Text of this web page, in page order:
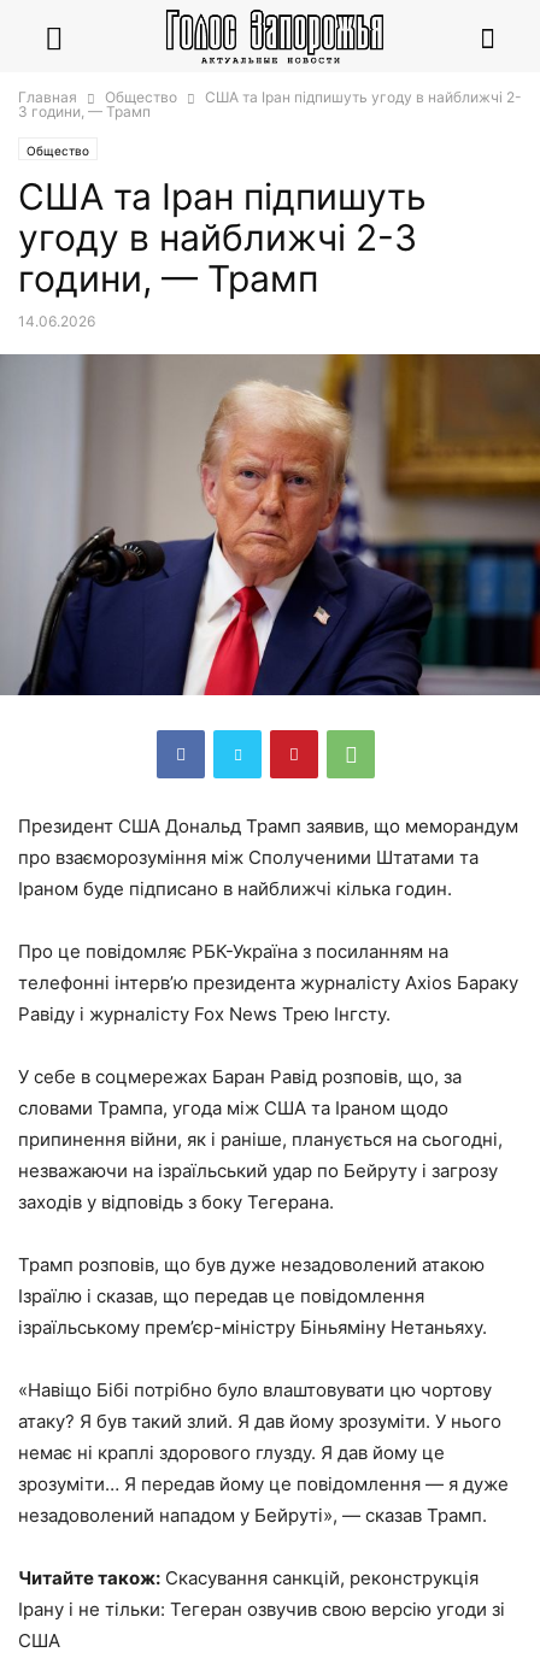
Главная Общество
США та Іран підпишуть угоду в найближчі 2-
3 години, — Трамп
Общество
США та Іран підпишуть
угоду в найближчі 2-3
години, — Трамп
14.06.2026
Президент США Дональд Трамп заявив, що меморандум
про взаєморозуміння між Сполученими Штатами та
Іраном буде підписано в найближчі кілька годин.
Про це повідомляє РБК-Україна з посиланням на
телефонні інтерв’ю президента журналісту Axios Бараку
Равіду і журналісту Fox News Трею Інгсту.
У себе в соцмережах Баран Равід розповів, що, за
словами Трампа, угода між США та Іраном щодо
припинення війни, як і раніше, планується на сьогодні,
незважаючи на ізраїльський удар по Бейруту і загрозу
заходів у відповідь з боку Тегерана.
Трамп розповів, що був дуже незадоволений атакою
Ізраїлю і сказав, що передав це повідомлення
ізраїльському прем’єр-міністру Біньяміну Нетаньяху.
«Навіщо Бібі потрібно було влаштовувати цю чортову
атаку? Я був такий злий. Я дав йому зрозуміти. У нього
немає ні краплі здорового глузду. Я дав йому це
зрозуміти… Я передав йому це повідомлення — я дуже
незадоволений нападом у Бейруті», — сказав Трамп.
Читайте також: Скасування санкцій, реконструкція
Ірану і не тільки: Тегеран озвучив свою версію угоди зі
США